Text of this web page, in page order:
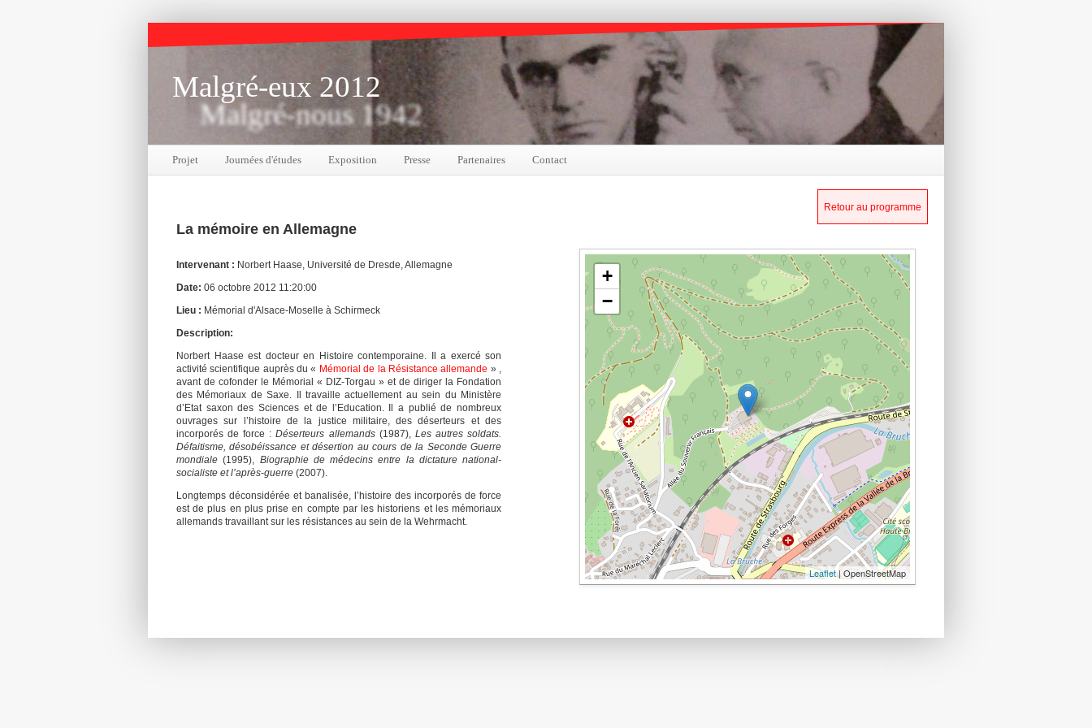
Malgré-eux 2012
Malgré-nous 1942
Projet Journées d'études Exposition Presse Partenaires Contact
La mémoire en Allemagne
Retour au programme
Intervenant : Norbert Haase, Université de Dresde, Allemagne
Date: 06 octobre 2012 11:20:00
Lieu : Mémorial d'Alsace-Moselle à Schirmeck
Description:
Norbert Haase est docteur en Histoire contemporaine. Il a exercé son
activité scientifique auprès du « Mémorial de la Résistance allemande » ,
avant de cofonder le Mémorial « DIZ-Torgau » et de diriger la Fondation
des Mémoriaux de Saxe. Il travaille actuellement au sein du Ministère
d’Etat saxon des Sciences et de l’Education. Il a publié de nombreux
ouvrages sur l’histoire de la justice militaire, des déserteurs et des
incorporés de force :Déserteurs allemands(1987), Les autres soldats.
Défaitisme, désobéissance et désertion au cours de la Seconde Guerre
mondiale (1995), Biographie de médecins entre la dictature national-
socialiste et l’après-guerre (2007).
Longtemps déconsidérée et banalisée, l’histoire des incorporés de force
est de plus en plus prise en compte par les historiens et les mémoriaux
allemands travaillant sur les résistances au sein de la Wehrmacht.
+
−
Leaflet| OpenStreetMap